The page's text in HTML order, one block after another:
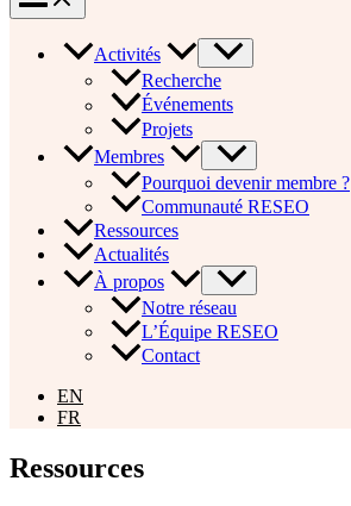
Activités
Recherche
Événements
Projets
Membres
Pourquoi devenir membre ?
Communauté RESEO
Ressources
Actualités
À propos
Notre réseau
L’Équipe RESEO
Contact
EN
FR
Ressources